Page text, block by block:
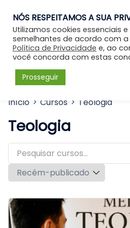
Início Cursos Teologia
Teologia
NÓS RESPEITAMOS A SUA
Utilizamos cookies essenciais
semelhantes de acordo com a
Política de Privacidade e, ao
você concorda com estas
Prosseguir